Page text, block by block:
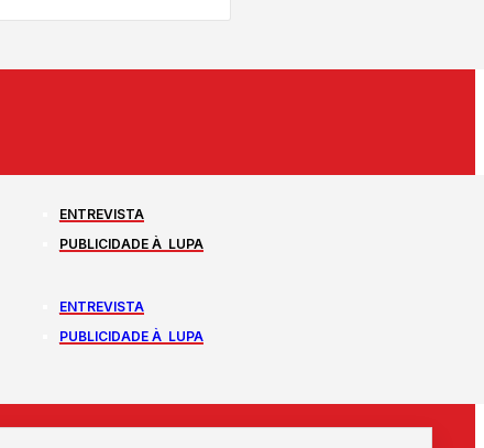
ENTREVISTA
PUBLICIDADE À LUPA
ENTREVISTA
PUBLICIDADE À LUPA